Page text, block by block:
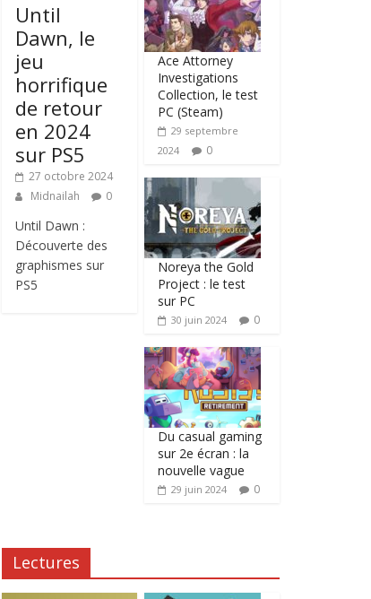
Until
Dawn, le
jeu
horrifique
de retour
en 2024
sur PS5
27 octobre 2024
Midnailah
0
Until Dawn :
Découverte des
graphismes sur
PS5
Ace Attorney
Investigations
Collection, le test
PC (Steam)
29 septembre
2024
0
Noreya the Gold
Project : le test
sur PC
30 juin 2024 0
Du casual gaming
sur 2e écran : la
nouvelle vague
29 juin 2024 0
Lectures